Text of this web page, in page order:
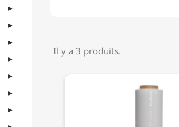
Il y a 3 produits.